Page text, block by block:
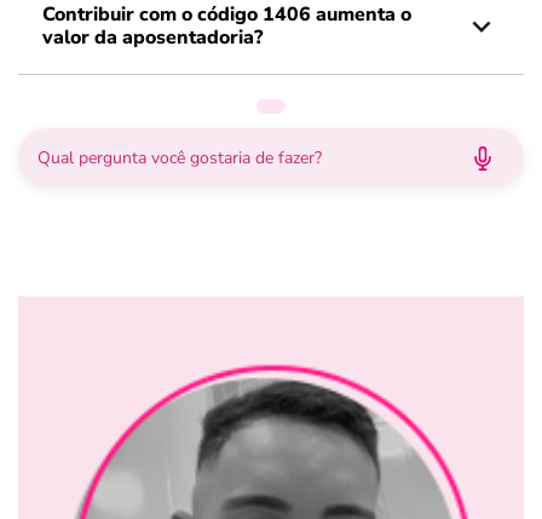
Contribuir com o código 1406 aumenta o
valor da aposentadoria?